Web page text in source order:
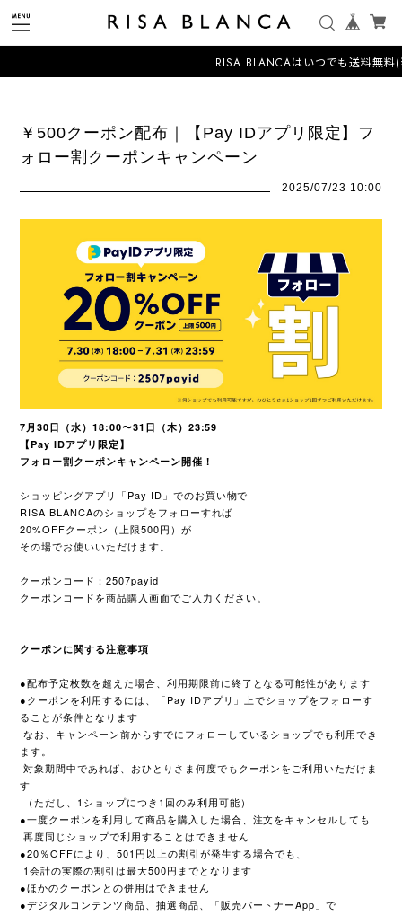
RISA BLANCAはいつでも送料無料(
￥500クーポン配布｜【Pay IDアプリ限定】フ
ォロー割クーポンキャンペーン
2025/07/23 10:00
7月30日（水）18:00〜31日（木）23:59
【Pay IDアプリ限定】
フォロー割クーポンキャンペーン開催！
ショッピングアプリ「Pay ID」でのお買い物で
RISA BLANCAのショップをフォローすれば
20%OFFクーポン（上限500円）が
その場でお使いいただけます。
クーポンコード：2507payid
クーポンコードを商品購入画面でご入力ください。
クーポンに関する注意事項
●配布予定枚数を超えた場合、利用期限前に終了となる可能性があります
●クーポンを利用するには、「Pay IDアプリ」上でショップをフォローす
ることが条件となります
なお、キャンペーン前からすでにフォローしているショップでも利用でき
ます。
対象期間中であれば、おひとりさま何度でもクーポンをご利用いただけま
す
（ただし、1ショップにつき1回のみ利用可能）
●一度クーポンを利用して商品を購入した場合、注文をキャンセルしても
再度同じショップで利用することはできません
●20％OFFにより、501円以上の割引が発生する場合でも、
1会計の実際の割引は最大500円までとなります
●ほかのクーポンとの併用はできません
●デジタルコンテンツ商品、抽選商品、「販売パートナーApp」で